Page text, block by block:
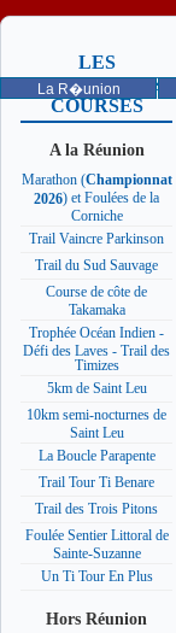
La R�union
LES
PROCHAINES
COURSES
A la Réunion
Marathon (Championnat
2026) et Foulées de la
Corniche
Trail Vaincre Parkinson
Trail du Sud Sauvage
Course de côte de
Takamaka
Trophée Océan Indien -
Défi des Laves - Trail des
Timizes
5km de Saint Leu
10km semi-nocturnes de
Saint Leu
La Boucle Parapente
Trail Tour Ti Benare
Trail des Trois Pitons
Foulée Sentier Littoral de
Sainte-Suzanne
Un Ti Tour En Plus
Hors Réunion